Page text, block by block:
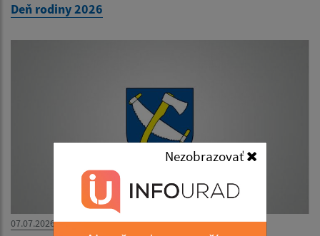
Nezobrazovať
Deň rodiny 2026
07.07.2026